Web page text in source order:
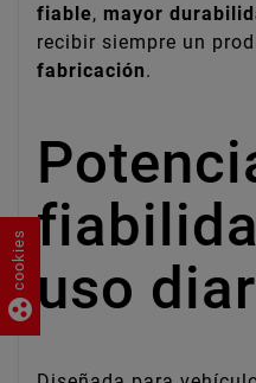
fiable, mayor
recibir siempre un
fabricación.
uso
group_work
cookies